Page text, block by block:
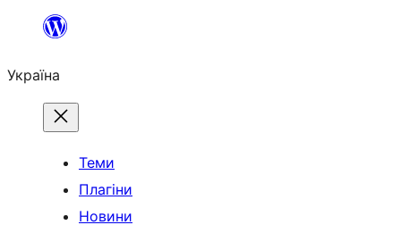
Перейти
вмісту
Україна
Теми
Плагіни
Новини